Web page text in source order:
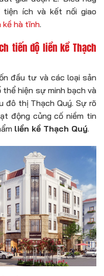
tiện ích và kết nối giao
kề hà tĩnh.
tiến độ liền kề Thạch
đầu tư và các loại sản
hiện sự minh bạch và
đô thị Thạch Quý. Sự rõ
động củng cố niềm tin
liền kề Thạch Quý.